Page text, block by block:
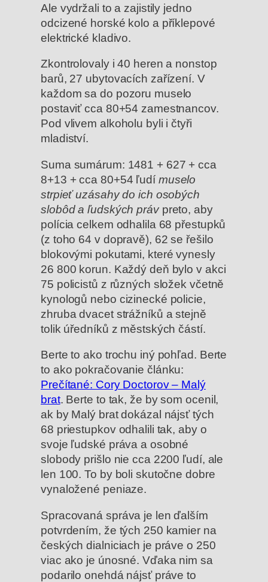
Ale vydržali to a zajistily jedno
odcizené horské kolo a příklepové
elektrické kladivo.
Zkontrolovaly i 40 heren a nonstop
barů, 27 ubytovacích zařízení. V
každom sa do pozoru muselo
postaviť cca 80+54 zamestnancov.
Pod vlivem alkoholu byli i čtyři
mladiství.
Suma sumárum: 1481 + 627 + cca
8+13 + cca 80+54 ľudí muselo
strpieť uzásahy do ich osobých
slobôd a ľudských právpreto, aby
polícia celkem odhalila 68 přestupků
(z toho 64 v dopravě), 62 se řešilo
blokovými pokutami, které vynesly
26 800 korun. Každý deň bylo v akci
75 policistů z různých složek včetně
kynologů nebo cizinecké policie,
zhruba dvacet strážníků a stejně
tolik úředníků z městských částí.
Berte to ako trochu iný pohľad. Berte
to ako pokračovanie článku:
Prečítané: Cory Doctorov – Malý
brat. Berte to tak, že by som ocenil,
ak by Malý brat dokázal nájsť tých
68 priestupkov odhalili tak, aby o
svoje ľudské práva a osobné
slobody prišlo nie cca 2200 ľudí, ale
len 100. To by boli skutočne dobre
vynaložené peniaze.
Spracovaná správa je len ďalším
potvrdením, že tých 250 kamier na
českých dialniciach je práve o 250
viac ako je únosné. Vďaka nim sa
podarilo onehdá nájsť práve to